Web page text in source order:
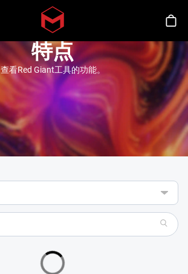
Skip to main content
商
特点
查看Red Giant工具的功能。